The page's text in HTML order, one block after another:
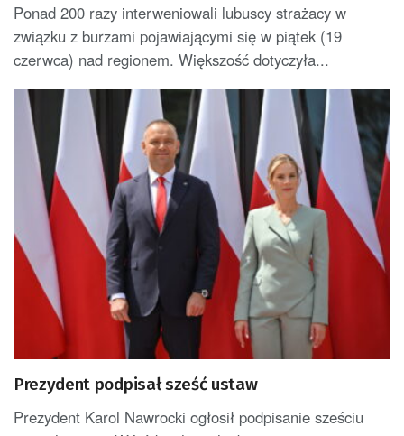
Ponad 200 razy interweniowali lubuscy strażacy w
związku z burzami pojawiającymi się w piątek (19
czerwca) nad regionem. Większość dotyczyła...
Prezydent podpisał sześć ustaw
Prezydent Karol Nawrocki ogłosił podpisanie sześciu